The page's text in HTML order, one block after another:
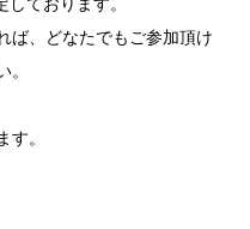
ば、どなたでもご参加頂け
。